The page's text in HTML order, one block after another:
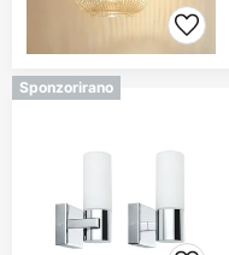
Sponzorirano